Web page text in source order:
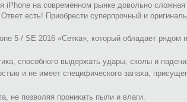
iPhone на современном рынке довольно
есть! Приобрести суперпрочный и
5 / SE 2016 «Сетка», который обладает рядом
способного выдержать удары, сколы и
и не имеет специфического запаха,
не позволяя проникать пыли и влаги.